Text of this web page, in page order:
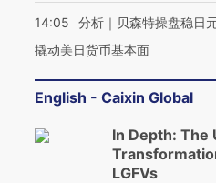
14:05
分析｜贝森特操盘稳日
撬动美日货币基本面
English - Caixin Global
In Depth: The
LGFVs